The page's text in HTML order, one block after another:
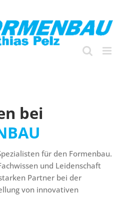
bei
für den Formenbau.
und Leidenschaft
Partner bei der
von innovativen